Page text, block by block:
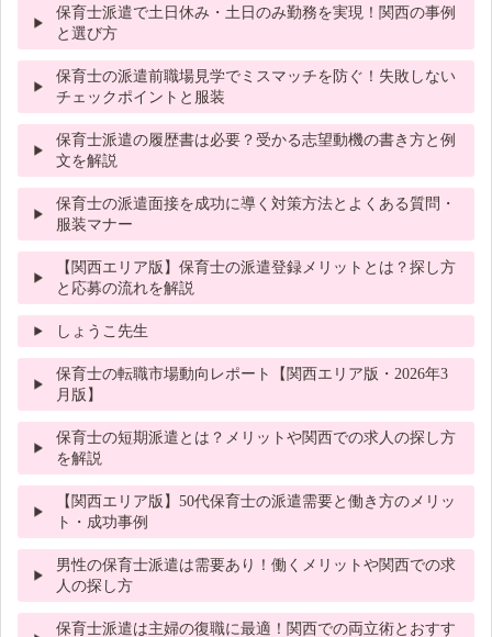
保育士派遣で土日休み・土日のみ勤務を実現！関西の事例
と選び方
保育士の派遣前職場見学でミスマッチを防ぐ！失敗しない
チェックポイントと服装
保育士派遣の履歴書は必要？受かる志望動機の書き方と例
文を解説
保育士の派遣面接を成功に導く対策方法とよくある質問・
服装マナー
【関西エリア版】保育士の派遣登録メリットとは？探し方
と応募の流れを解説
しょうこ先生
保育士の転職市場動向レポート【関西エリア版・2026年3
月版】
保育士の短期派遣とは？メリットや関西での求人の探し方
を解説
【関西エリア版】50代保育士の派遣需要と働き方のメリッ
ト・成功事例
男性の保育士派遣は需要あり！働くメリットや関西での求
人の探し方
保育士派遣は主婦の復職に最適！関西での両立術とおすす